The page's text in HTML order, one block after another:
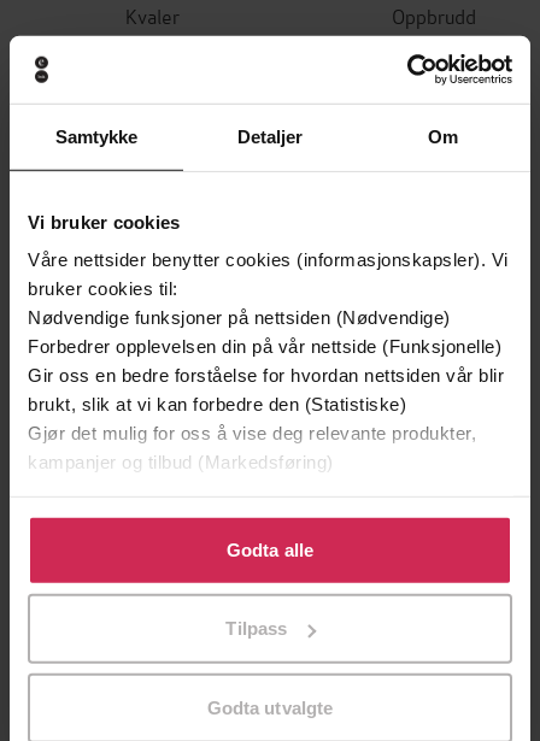
Samtykke Detaljer Om
Vi bruker cookies
Våre nettsider benytter cookies (informasjonskapsler). Vi
bruker cookies til:
Nødvendige funksjoner på nettsiden (Nødvendige)
Forbedrer opplevelsen din på vår nettside (Funksjonelle)
Gir oss en bedre forståelse for hvordan nettsiden vår blir
brukt, slik at vi kan forbedre den (Statistiske)
Gjør det mulig for oss å vise deg relevante produkter,
kampanjer og tilbud (Markedsføring)
Klikk på «Godta alle» for å gi oss ditt samtykke til å
bruke cookies for alle disse formålene. Du kan også
tilpasse ditt samtykke til spesifikke formål ved å klikke
Godta alle
Tilpass
Godta utvalgte
Kvaler
Anne-Lise Boge
Oppbrudd
Anne-Lise Boge
EBOK
Linedans
Svanesang